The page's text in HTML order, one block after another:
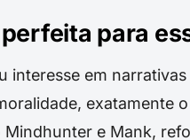
para
interesse em
exatamente
e Mank,